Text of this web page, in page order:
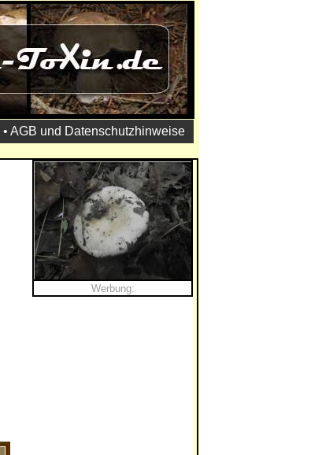
• AGB und Datenschutzhinweise
Werbung: